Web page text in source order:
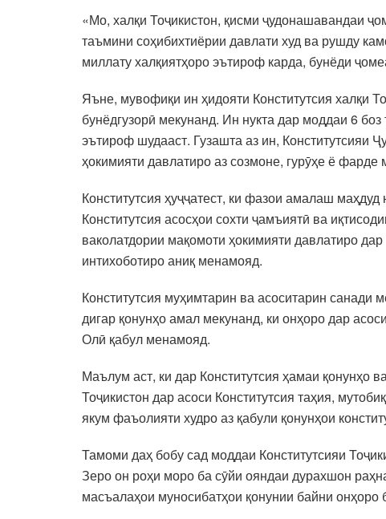
«Мо, халқи Тоҷикистон, қисми ҷудонашавандаи
таъмини соҳибихтиёрии давлати худ ва рушду
миллату халқиятҳоро эътироф карда, бунёди
Яъне, мувофиқи ин ҳидояти Конститутсия халқи
бунёдгузорӣ мекунанд. Ин нукта дар моддаи 6
эътироф шудааст. Гузашта аз ин, Конститутсияи
ҳокимияти давлатиро аз созмоне, гурӯҳе ё фарде
Конститутсия ҳуҷҷатест, ки фазои амалаш
Конститутсия асосҳои сохти ҷамъиятӣ ва
ваколатдории мақомоти ҳокимияти давлатиро
интихоботиро аниқ менамояд.
Конститутсия муҳимтарин ва асоситарин
дигар қонунҳо амал мекунанд, ки онҳоро дар
Олӣ қабул менамояд.
Маълум аст, ки дар Конститутсия ҳамаи қонунҳо
Тоҷикистон дар асоси Конститутсия таҳия,
якум фаъолияти худро аз қабули қонунҳои
Тамоми даҳ бобу сад моддаи Конститутсияи
Зеро он роҳи моро ба сӯйи ояндаи дурахшон
масъалаҳои муносибатҳои қонунии байни онҳоро